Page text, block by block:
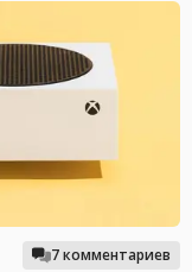
7 комментариев